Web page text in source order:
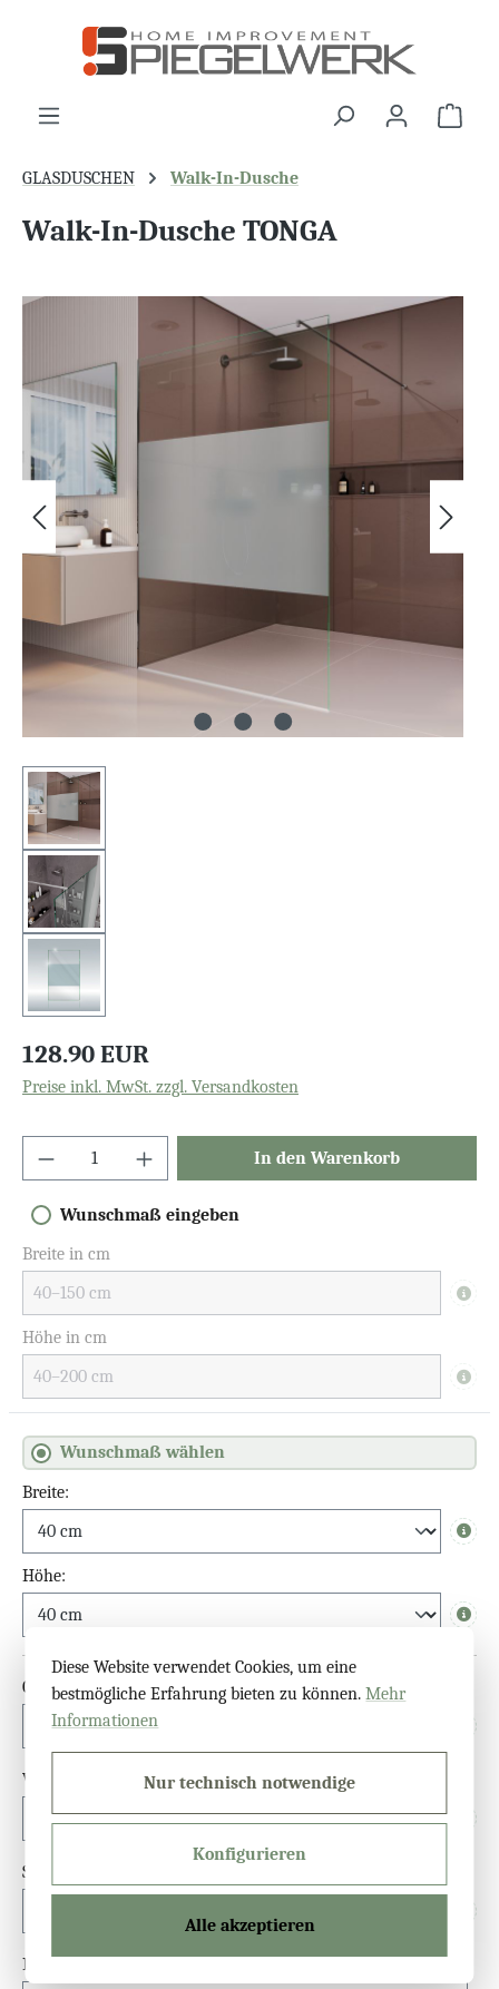
springen
GLASDUSCHEN Walk-In-Dusche
Walk-In-Dusche TONGA
128.90 EUR
Preise inkl. MwSt. zzgl. Versandkosten
In den Warenkorb
Wunschmaß eingeben
Breite in cm
Info
Höhe in cm
Info
Wunschmaß wählen
Breite:
Info
Höhe:
Info
Glasart
Wandbefestigung
Stabilisatorstange
Klotzheber
Diese Website verwendet Cookies, um eine
bestmögliche Erfahrung bieten zu können.Mehr
Informationen
Nur technisch notwendige
Konfigurieren
Alle akzeptieren